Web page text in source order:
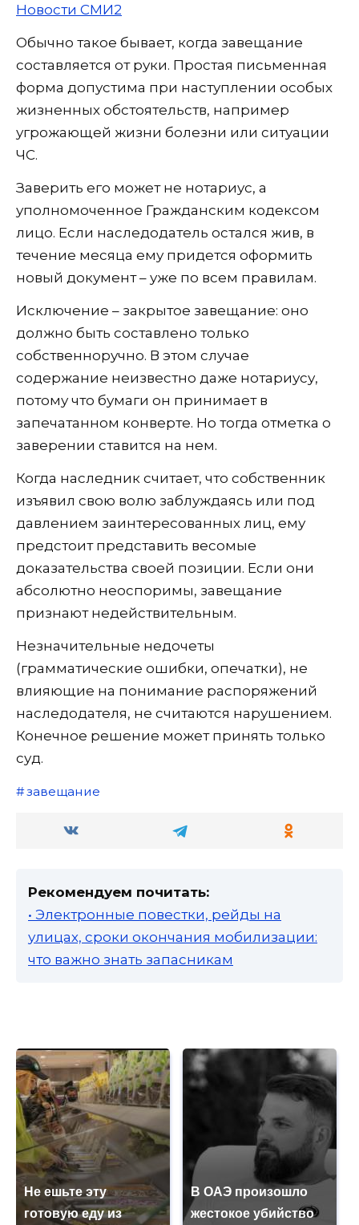
Новости СМИ2
Обычно такое бывает, когда завещание
составляется от руки. Простая письменная
форма допустима при наступлении особых
жизненных обстоятельств, например
угрожающей жизни болезни или ситуации
ЧС.
Заверить его может не нотариус, а
уполномоченное Гражданским кодексом
лицо. Если наследодатель остался жив, в
течение месяца ему придется оформить
новый документ – уже по всем правилам.
Исключение – закрытое завещание: оно
должно быть составлено только
собственноручно. В этом случае
содержание неизвестно даже нотариусу,
потому что бумаги он принимает в
запечатанном конверте. Но тогда отметка о
заверении ставится на нем.
Когда наследник считает, что собственник
изъявил свою волю заблуждаясь или под
давлением заинтересованных лиц, ему
предстоит представить весомые
доказательства своей позиции. Если они
абсолютно неоспоримы, завещание
признают недействительным.
Незначительные недочеты
(грамматические ошибки, опечатки), не
влияющие на понимание распоряжений
наследодателя, не считаются нарушением.
Конечное решение может принять только
суд.
завещание
Рекомендуем почитать:
• Электронные повестки, рейды на
улицах, сроки окончания мобилизации:
что важно знать запасникам
Не ешьте эту
готовую еду из
В ОАЭ произошло
жестокое убийство